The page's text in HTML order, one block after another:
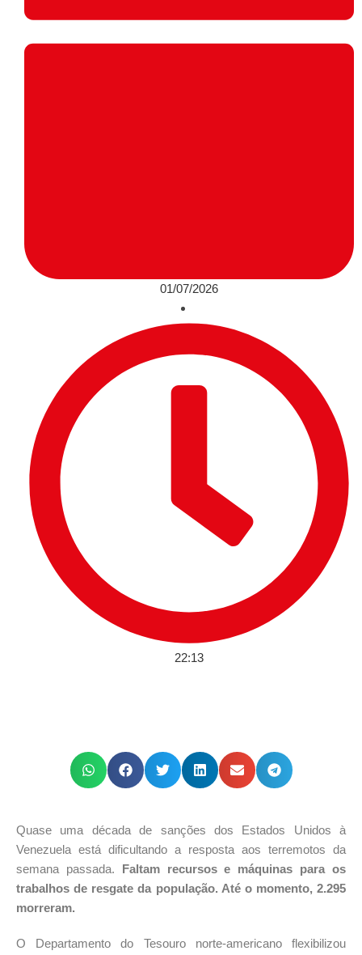
01/07/2026
22:13
Quase uma década de sanções dos Estados Unidos à
Venezuela está dificultando a resposta aos terremotos da
semana passada.
Faltam recursos e máquinas para os
trabalhos de resgate da população. Até o momento, 2.295
morreram.
O Departamento do Tesouro norte-americano flexibilizou